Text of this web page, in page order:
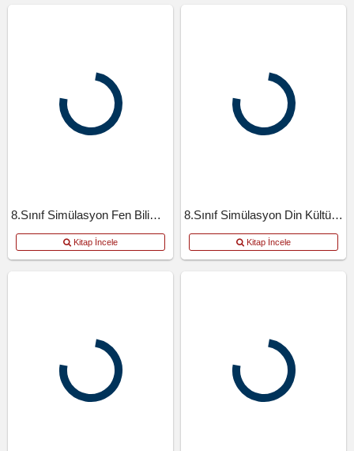
8.Sınıf Simülasyon Fen Bilimleri
Kitap İncele
8.Sınıf Simülasyon Din Kültürü Ve Ahlak Bilgisi
Kitap İncele